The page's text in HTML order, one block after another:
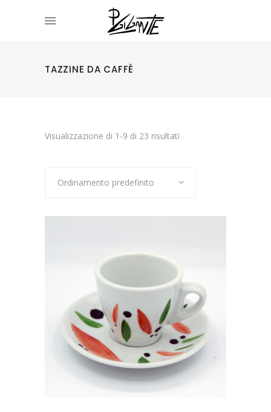
TAZZINE DA CAFFÈ
Visualizzazione di 1-9 di 23 risultati
Ordinamento predefinito